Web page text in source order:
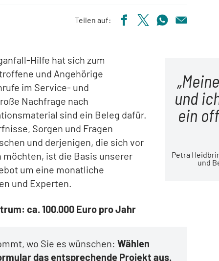
Teilen auf:
und
ein
Petra
und
Hilfe hat sich zum
und Angehörige
im Service- und
Nachfrage nach
sind ein Beleg dafür.
Sorgen und Fragen
und derjenigen, die sich vor
ist die Basis unserer
um eine monatliche
und Experten.
ca. 100.000 Euro pro Jahr
wo Sie es wünschen: Wählen
das entsprechende Projekt aus.